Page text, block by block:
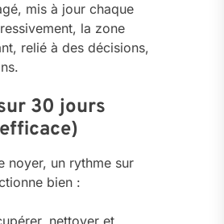
mis à jour chaque
la zone
relié à des décisions,
30 jours
noyer, un rythme sur
bien :
nettoyer et